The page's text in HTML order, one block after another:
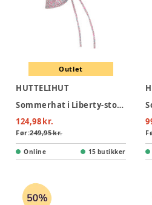
Outlet
HUTTELIHUT
Sommerhat i Liberty-stof - Plumeria
124,98 kr.
Før:249,95 kr.
Online 15 butikker